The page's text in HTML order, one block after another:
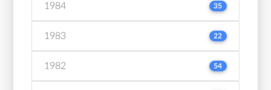
1984 35
1983 22
1982 54